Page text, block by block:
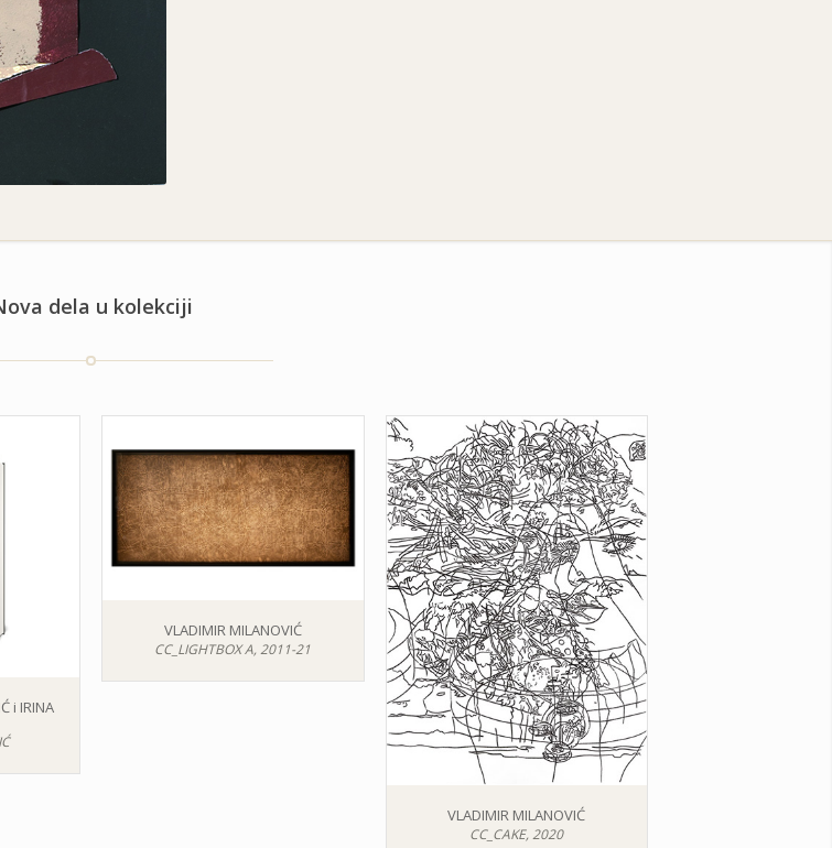
dela u kolekciji
i IRINA
VLADIMIR MILANOVIĆ
CC_LIGHTBOX A, 2011-21
VLADIMIR MILANOVIĆ
CC_CAKE, 2020